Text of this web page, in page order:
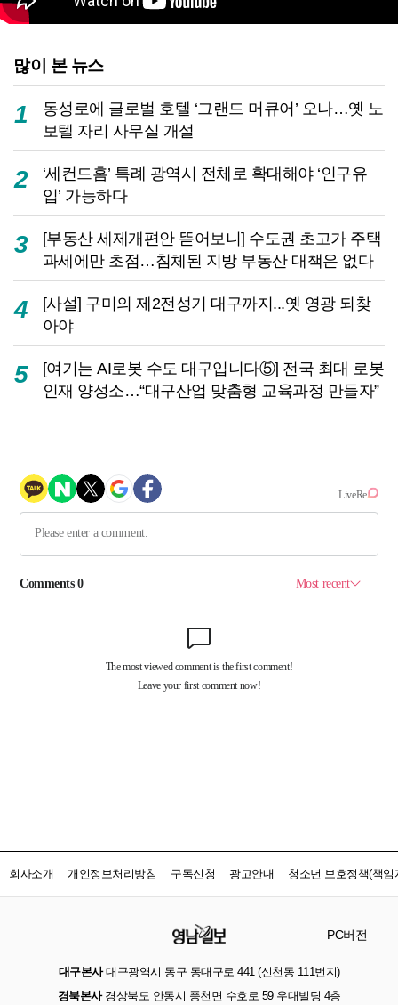
많이 본 뉴스
1
동성로에 글로벌 호텔 ‘그랜드 머큐어’ 오나…옛 노
보텔 자리 사무실 개설
2
‘세컨드홈’ 특례 광역시 전체로 확대해야 ‘인구유
입’ 가능하다
3
[부동산 세제개편안 뜯어보니] 수도권 초고가 주택
과세에만 초점…침체된 지방 부동산 대책은 없다
4
[사설] 구미의 제2전성기 대구까지...옛 영광 되찾
아야
5
[여기는 AI로봇 수도 대구입니다⑤] 전국 최대 로봇
인재 양성소…“대구산업 맞춤형 교육과정 만들자”
회사소개 개인정보처리방침 구독신청 광고안내 청소년 보호정책(책임
PC버전
대구본사대구광역시 동구 동대구로 441 (신천동 111번지)
경북본사경상북도 안동시 풍천면 수호로 59 우대빌딩 4층